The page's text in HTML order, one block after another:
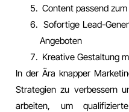
Content passend
Sofortige Lead-
Angeboten
Kreative Gestaltung
In der Ära knapper
Strategien zu verbessern
arbeiten, um